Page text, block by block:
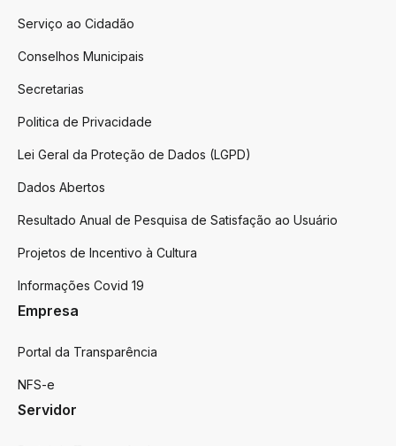
Serviço ao Cidadão
Conselhos Municipais
Secretarias
Politica de Privacidade
Lei Geral da Proteção de Dados (LGPD)
Dados Abertos
Resultado Anual de Pesquisa de Satisfação ao Usuário
Projetos de Incentivo à Cultura
Informações Covid 19
Empresa
Portal da Transparência
NFS-e
Servidor